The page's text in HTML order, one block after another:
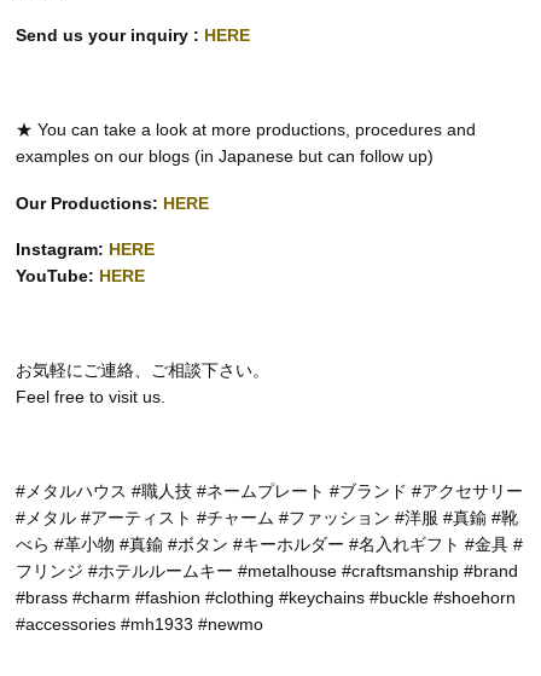
Send us your inquiry : HERE
★ You can take a look at more productions, procedures and
examples on our blogs (in Japanese but can follow up)
Our Productions: HERE
Instagram: HERE
YouTube: HERE
お気軽にご連絡、ご相談下さい。
Feel free to visit us.
#メタルハウス #職人技 #ネームプレート #ブランド #アクセサリー
#メタル #アーティスト #チャーム #ファッション #洋服 #真鍮 #靴
べら #革小物 #真鍮 #ボタン #キーホルダー #名入れギフト #金具 #
フリンジ #ホテルルームキー #metalhouse #craftsmanship #brand
#brass #charm #fashion #clothing #keychains #buckle #shoehorn
#accessories #mh1933 #newmo